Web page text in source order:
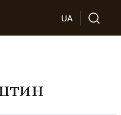
UA